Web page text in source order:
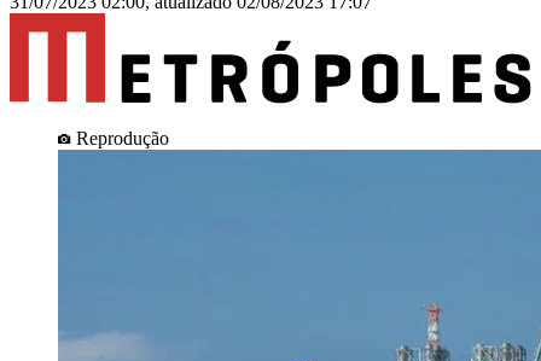
Reprodução